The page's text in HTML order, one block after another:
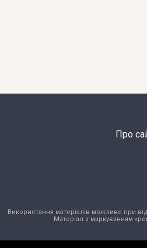
Про
Використання матеріалів можливе при
Матеріал з маркуванням